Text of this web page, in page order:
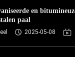
en
paal
2025-05-08